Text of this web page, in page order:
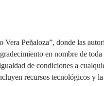
Peñaloza”, donde las
en nombre de
de condiciones a
recursos tecnológicos y